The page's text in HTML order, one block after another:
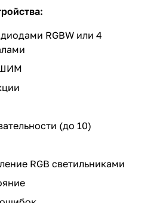
RGBW или 4
ШИМ
(до 10)
RGB светильниками